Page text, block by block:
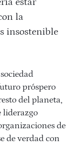
la
insostenible
próspero
del planeta,
liderazgo
de
de verdad con